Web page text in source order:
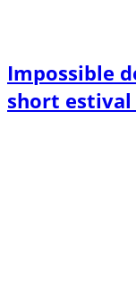
Impossible
short estival